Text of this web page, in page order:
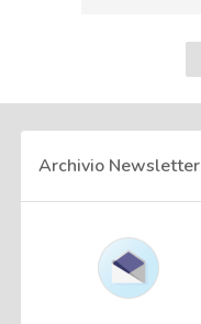
Archivio Newsletter